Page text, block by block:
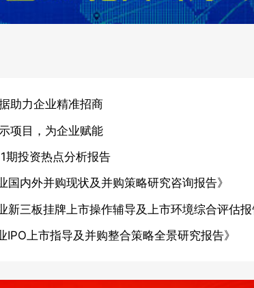
助力企业精准招商
项目，为企业赋能
期投资热点分析报告
内外并购现状及并购策略研究咨询报告》
三板挂牌上市操作辅导及上市环境综合评估报
上市指导及并购整合策略全景研究报告》